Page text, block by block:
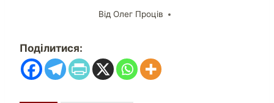
Від Олег Проців
Поділитися: